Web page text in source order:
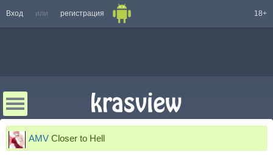
Вход или регистрация 18+
AMV Closer to Hell